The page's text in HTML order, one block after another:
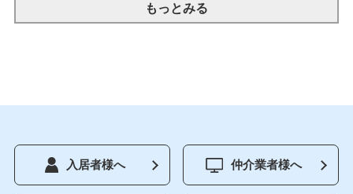
もっとみる
入居者様へ 仲介業者様へ